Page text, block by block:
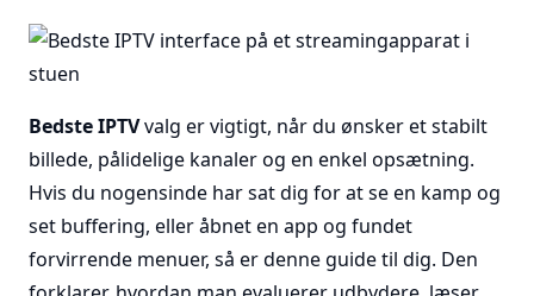
Bedste IPTVvalg er vigtigt, når du ønsker et stabilt
billede, pålidelige kanaler og en enkel opsætning.
Hvis du nogensinde har sat dig for at se en kamp og
set buffering, eller åbnet en app og fundet
forvirrende menuer, så er denne guide til dig. Den